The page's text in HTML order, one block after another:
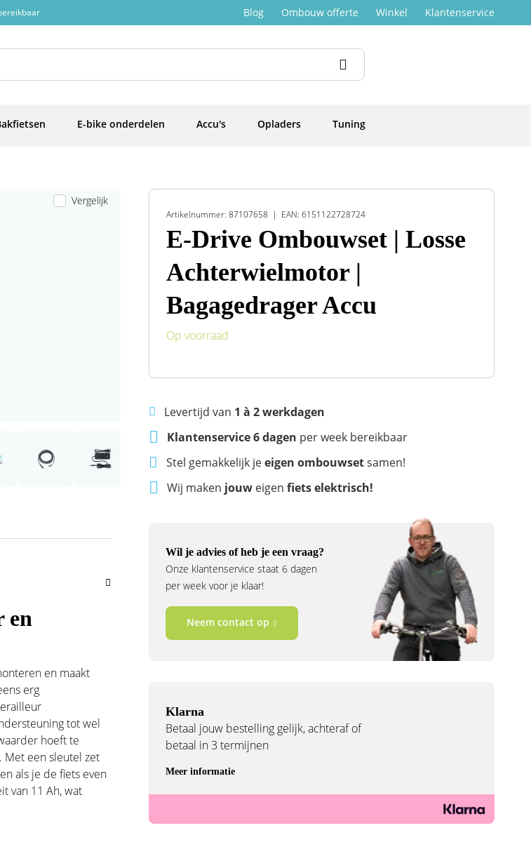
Blog Ombouw offerte Winkel Klantenservice
E-bike onderdelen Accu's Opladers Tuning
Vergelijk
en
en maakt
erg
tot wel
hoeft te
Met een sleutel zet
als je de fiets even
van 11 Ah, wat
Artikelnummer: 87107658 EAN: 6151122728724
E-Drive Ombouwset | Losse
Achterwielmotor |
Bagagedrager Accu
Op voorraad
Levertijd van 1 à 2 werkdagen
Klantenservice 6 dagen per week bereikbaar
Stel gemakkelijk jeeigen ombouwsetsamen!
Wij maken jouweigen fiets elektrisch!
Wil je advies of heb je een vraag?
Onze klantenservice staat 6 dagen
per week voor je klaar!
Neem contact op
Klarna
Betaal jouw bestelling gelijk, achteraf of
betaal in 3 termijnen
Meer informatie